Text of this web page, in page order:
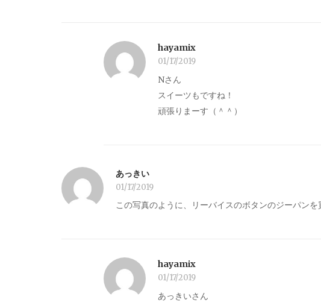
hayamix
01/17/2019
Nさん
スイーツもですね！
頑張りまーす（＾＾）
あっきい
01/17/2019
この写真のように、リーバイスのボタンのジーパン
hayamix
01/17/2019
あっきいさん